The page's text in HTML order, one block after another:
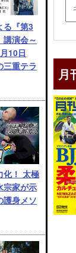
る『第3
講演会～
10日
三重テラ
化！ 太極
宗家が示
護身メソ
月